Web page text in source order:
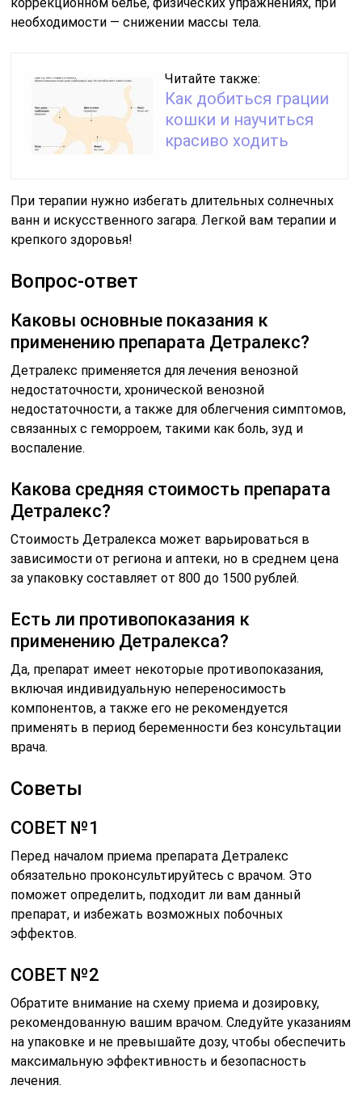
необходимости — снижении массы тела.
Читайте также:
Как добиться грации
кошки и научиться
красиво ходить
При терапии нужно избегать длительных солнечных
ванн и искусственного загара. Легкой вам терапии и
крепкого здоровья!
Вопрос-ответ
Каковы основные показания к
применению препарата Детралекс?
Детралекс применяется для лечения венозной
недостаточности, хронической венозной
недостаточности, а также для облегчения симптомов,
связанных с геморроем, такими как боль, зуд и
воспаление.
Какова средняя стоимость препарата
Детралекс?
Стоимость Детралекса может варьироваться в
зависимости от региона и аптеки, но в среднем цена
за упаковку составляет от 800 до 1500 рублей.
Есть ли противопоказания к
применению Детралекса?
Да, препарат имеет некоторые противопоказания,
включая индивидуальную непереносимость
компонентов, а также его не рекомендуется
применять в период беременности без консультации
врача.
Советы
СОВЕТ №1
Перед началом приема препарата Детралекс
обязательно проконсультируйтесь с врачом. Это
поможет определить, подходит ли вам данный
препарат, и избежать возможных побочных
эффектов.
СОВЕТ №2
Обратите внимание на схему приема и дозировку,
рекомендованную вашим врачом. Следуйте указаниям
на упаковке и не превышайте дозу, чтобы обеспечить
максимальную эффективность и безопасность
лечения.